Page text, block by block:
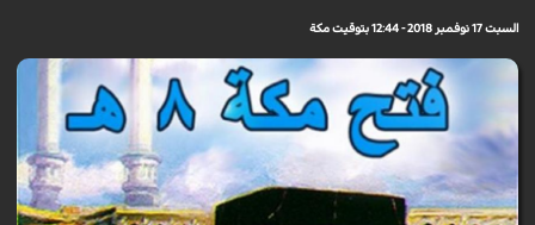
السبت 17 نوفمبر 2018 - 12:44 بتوقيت مكة